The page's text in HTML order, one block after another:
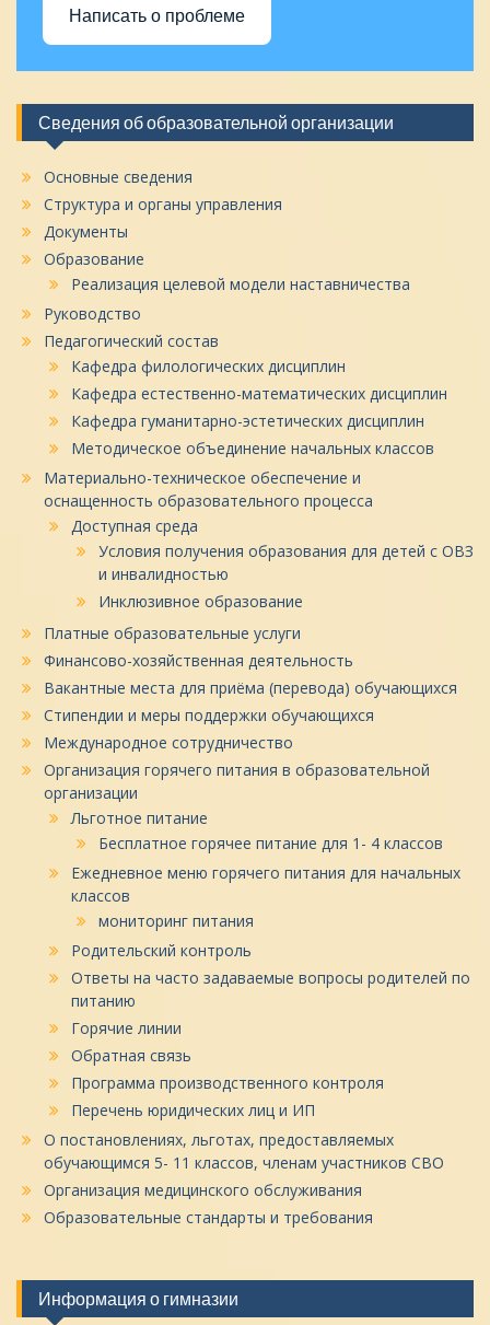
Написать о проблеме
Сведения об образовательной организации
Основные сведения
Структура и органы управления
Документы
Образование
Реализация целевой модели наставничества
Руководство
Педагогический состав
Кафедра филологических дисциплин
Кафедра естественно-математических дисциплин
Кафедра гуманитарно-эстетических дисциплин
Методическое объединение начальных классов
Материально-техническое обеспечение и
оснащенность образовательного процесса
Доступная среда
Условия получения образования для детей с ОВЗ
и инвалидностью
Инклюзивное образование
Платные образовательные услуги
Финансово-хозяйственная деятельность
Вакантные места для приёма (перевода) обучающихся
Стипендии и меры поддержки обучающихся
Международное сотрудничество
Организация горячего питания в образовательной
организации
Льготное питание
Бесплатное горячее питание для 1- 4 классов
Ежедневное меню горячего питания для начальных
классов
мониторинг питания
Родительский контроль
Ответы на часто задаваемые вопросы родителей по
питанию
Горячие линии
Обратная связь
Программа производственного контроля
Перечень юридических лиц и ИП
О постановлениях, льготах, предоставляемых
обучающимся 5- 11 классов, членам участников СВО
Организация медицинского обслуживания
Образовательные стандарты и требования
Информация о гимназии